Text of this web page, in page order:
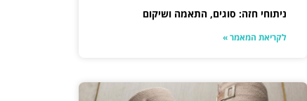
ניתוחי חזה: סוגים, התאמה ושיקום
לקריאת המאמר »